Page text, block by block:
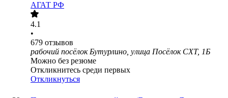
АГАТ РФ
4.1
•
679 отзывов
рабочий посёлок Бутурлино, улица Посёлок СХТ, 1Б
Можно без резюме
Откликнитесь среди первых
Откликнуться